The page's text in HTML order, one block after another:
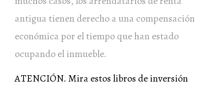
antigua tienen derecho a una compensación
económica por el tiempo que han estado
ocupando el inmueble.
ATENCIÓN. Mira estos libros de inversión